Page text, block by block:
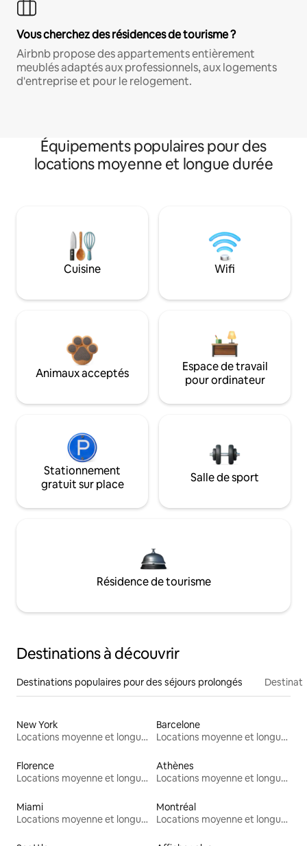
Vous cherchez des résidences de tourisme ?
Airbnb propose des appartements entièrement
meublés adaptés aux professionnels, aux logements
d'entreprise et pour le relogement.
Équipements populaires pour des
locations moyenne et longue durée
Cuisine Wifi
Animaux acceptés
Espace de travail
pour ordinateur
Stationnement
gratuit sur place
Salle de sport
Résidence de tourisme
Destinations à découvrir
Destinations populaires pour des séjours prolongés
New York
Locations moyenne et longue durée
Barcelone
Locations moyenne et longue durée
Florence
Locations moyenne et longue durée
Athènes
Locations moyenne et longue durée
Miami
Locations moyenne et longue durée
Montréal
Locations moyenne et longue durée